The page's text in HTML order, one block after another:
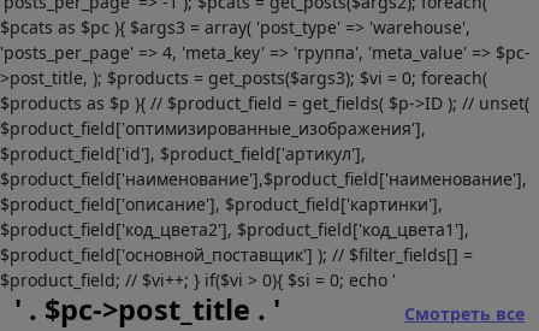
$pcats as $pc ){ $args3 = array( 'post_type' => 'warehouse',
'posts_per_page' => 4, 'meta_key' => 'группа', 'meta_value' => $pc-
>post_title, ); $products = get_posts($args3); $vi = 0; foreach(
$products as $p ){ // $product_field = get_fields( $p->ID ); // unset(
$product_field['оптимизированные_изображения'],
$product_field['id'], $product_field['артикул'],
$product_field['наименование'],$product_field['наименование'],
$product_field['описание'], $product_field['картинки'],
$product_field['код_цвета2'], $product_field['код_цвета1'],
$product_field['основной_поставщик'] ); // $filter_fields[] =
$product_field; // $vi++; } if($vi > 0){ $si = 0; echo '
' . $pc->post_title . '
Смотреть все